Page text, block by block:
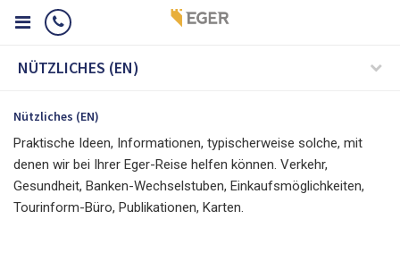
NÜTZLICHES (EN)
Nützliches (EN)
Praktische Ideen, Informationen, typischerweise solche, mit
denen wir bei Ihrer Eger-Reise helfen können. Verkehr,
Gesundheit, Banken-Wechselstuben, Einkaufsmöglichkeiten,
Tourinform-Büro, Publikationen, Karten.